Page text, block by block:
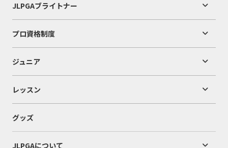
JLPGAブライトナー
プロ資格制度
ジュニア
レッスン
グッズ
JLPGAについて